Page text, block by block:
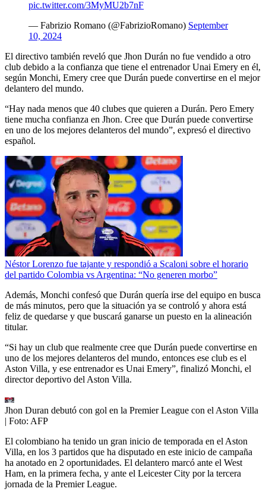
pic.twitter.com/3MyMU2b7nF
— Fabrizio Romano (@FabrizioRomano) September
10, 2024
El directivo también reveló que Jhon Durán no fue vendido a otro
club debido a la confianza que tiene el entrenador Unai Emery en él,
según Monchi, Emery cree que Durán puede convertirse en el mejor
delantero del mundo.
“Hay nada menos que 40 clubes que quieren a Durán. Pero Emery
tiene mucha confianza en Jhon. Cree que Durán puede convertirse
en uno de los mejores delanteros del mundo”, expresó el directivo
español.
Néstor Lorenzo fue tajante y respondió a Scaloni sobre el horario
del partido Colombia vs Argentina: “No generen morbo”
Además, Monchi confesó que Durán quería irse del equipo en busca
de más minutos, pero que la situación ya se controló y ahora está
feliz de quedarse y que buscará ganarse un puesto en la alineación
titular.
“Si hay un club que realmente cree que Durán puede convertirse en
uno de los mejores delanteros del mundo, entonces ese club es el
Aston Villa, y ese entrenador es Unai Emery”, finalizó Monchi, el
director deportivo del Aston Villa.
Jhon Duran debutó con gol en la Premier League con el Aston Villa
| Foto: AFP
El colombiano ha tenido un gran inicio de temporada en el Aston
Villa, en los 3 partidos que ha disputado en este inicio de campaña
ha anotado en 2 oportunidades. El delantero marcó ante el West
Ham, en la primera fecha, y ante el Leicester City por la tercera
jornada de la Premier League.